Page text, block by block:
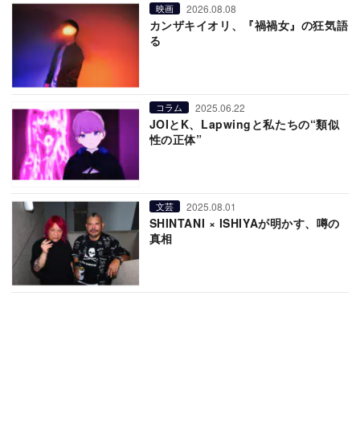
映画 2026.08.08
カンザキイオリ、『禍禍女』の狂気語
る
コラム 2025.06.22
JOIとK、Lapwingと私たちの“類似
性の正体”
文芸 2025.08.01
SHINTANI × ISHIYAが明かす、噂の
真相